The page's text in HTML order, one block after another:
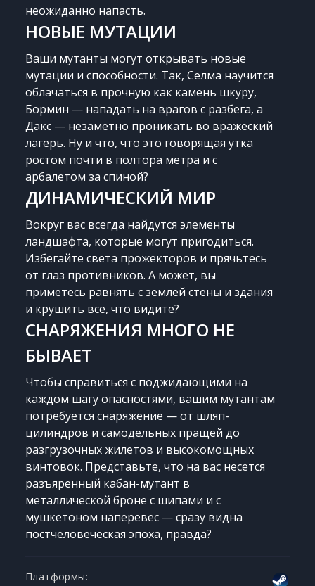
неожиданно напасть.
НОВЫЕ МУТАЦИИ
Ваши мутанты могут открывать новые
мутации и способности. Так, Селма научится
облачаться в прочную как камень шкуру,
Бормин — нападать на врагов с разбега, а
Дакс — незаметно проникать во вражеский
лагерь. Ну и что, что это говорящая утка
ростом почти в полтора метра и с
арбалетом за спиной?
ДИНАМИЧЕСКИЙ МИР
Вокруг вас всегда найдутся элементы
ландшафта, которые могут пригодиться.
Избегайте света прожекторов и прячьтесь
от глаз противников. А может, вы
приметесь равнять с землей стены и здания
и крушить все, что видите?
СНАРЯЖЕНИЯ МНОГО НЕ
БЫВАЕТ
Чтобы справиться с поджидающими на
каждом шагу опасностями, вашим мутантам
потребуется снаряжение — от шляп-
цилиндров и самодельных пращей до
разгрузочных жилетов и высокомощных
винтовок. Представьте, что на вас несется
разъяренный кабан-мутант в
металлической броне с шипами и с
мушкетоном наперевес — сразу видна
постчеловеческая эпоха, правда?
Платформы: